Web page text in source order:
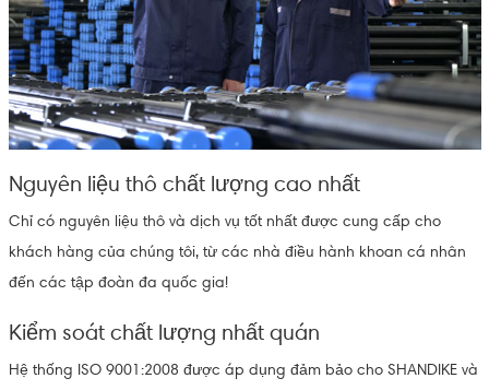
Nguyên liệu thô chất lượng cao nhất
Chỉ có nguyên liệu thô và dịch vụ tốt nhất được cung cấp cho
khách hàng của chúng tôi, từ các nhà điều hành khoan cá nhân
đến các tập đoàn đa quốc gia!
Kiểm soát chất lượng nhất quán
Hệ thống ISO 9001:2008 được áp dụng đảm bảo cho SHANDIKE và